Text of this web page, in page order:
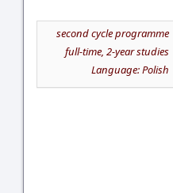
second cycle programme
full-time, 2-year studies
Language: Polish